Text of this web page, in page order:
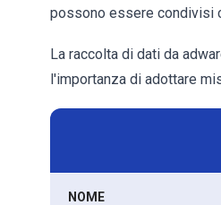
possono essere condivisi
La raccolta di dati da
l'importanza di adottare
NOME